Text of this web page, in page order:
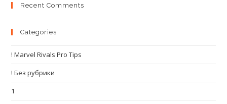
Recent Comments
Categories
! Marvel Rivals Pro Tips
! Без рубрики
1